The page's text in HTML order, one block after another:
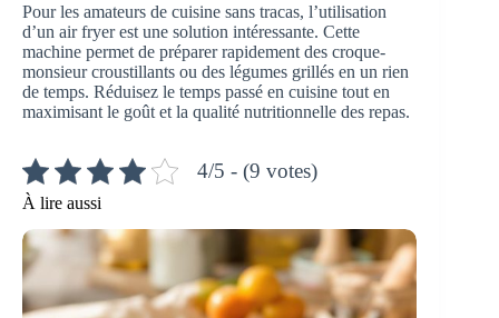
Pour les amateurs de cuisine sans tracas, l’utilisation
d’un air fryer est une solution intéressante. Cette
machine permet de préparer rapidement des croque-
monsieur croustillants ou des légumes grillés en un rien
de temps. Réduisez le temps passé en cuisine tout en
maximisant le goût et la qualité nutritionnelle des repas.
4/5 - (9 votes)
À lire aussi